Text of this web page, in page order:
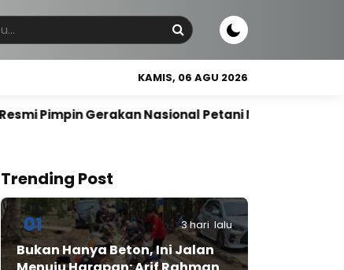
KAMIS, 06 AGU 2026
Nasional Petani Nasdem Gus Rozin Dapat
Trending Post
01 3 hari lalu
Bukan Hanya Beton, Ini Jalan